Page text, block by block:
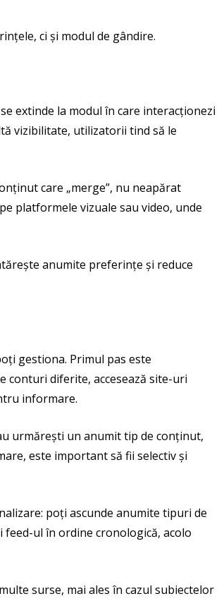
ci și modul de gândire.
extinde la modul în care interacționezi
vizibilitate, utilizatorii tind să le
care „merge”, nu neapărat
platformele vizuale sau video, unde
anumite preferințe și reduce
gestiona. Primul pas este
conturi diferite, accesează site-uri
informare.
urmărești un anumit tip de conținut,
este important să fii selectiv și
poți ascunde anumite tipuri de
ul în ordine cronologică, acolo
surse, mai ales în cazul subiectelor